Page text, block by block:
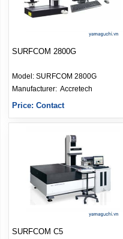
SURFCOM 2800G
Model: SURFCOM 2800G
Accretech
Price: Contact
SURFCOM C5